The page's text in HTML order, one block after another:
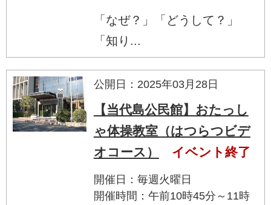
「なぜ？」「どうして？」
「知り...
公開日：2025年03月28日
【当代島公民館】おたっし
ゃ体操教室（はつらつビデ
オコース）
イベント終了
開催日：毎週火曜日
開催時間：午前10時45分～11時